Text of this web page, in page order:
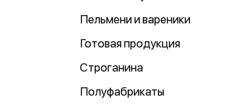
Пельмени и вареники
Готовая продукция
Строганина
Полуфабрикаты